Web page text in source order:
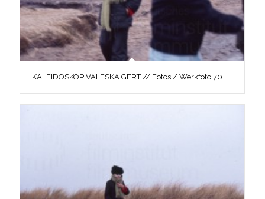
KALEIDOSKOP VALESKA GERT // Fotos / Werkfoto 70